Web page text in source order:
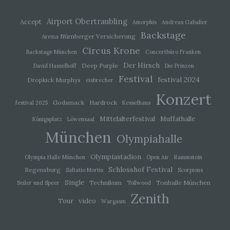
Accept Airport Obertraubling Amorphis Andreas Gabalier
Arena Nürnberger Versicherung Backstage
Backstage München Circus Krone
Concertbüro Franken
David Hasselhoff
Deep Purple Der Hirsch Die Prinzen
Dropkick Murphys eisbrecher Festival festival 2024
festival 2025 Godsmack Hardrock Kesselhaus Konzert
Königsplatz Löwensaal Mittelalterfestival Muffathalle
München Olympiahalle
Olympia Halle München Olympiastadion Open Air Rammstein
Regensburg Saltatio Mortis Schlosshof Festival
Scorpions
Seiler und Speer
Single Technikum Tollwood Tonhalle München
Tour video Wargasm Zenith
dieser erhobenen personenbezogenen Daten an
Dritte, sofern eine solche Weitergabe nicht
gesetzlich vorgeschrieben ist oder der
Rechtsverteidigung des für die Verarbeitung
Verantwortlichen dient.
Gravatar
Bei Kommentaren wird auf den Gravatar Service von
Email-Adresse ab und bildet – sofern Sie dort registriert
Sollten Sie nicht registriert sein, wird kein Bild
angezeigt. Zu beachten ist, dass alle registrierten
WordPress-User automatisch auch bei Gravatar
registriert sind. Details zu Gravatar:
https://de.gravatar.com
Routinemäßige Löschung und Sperrung von